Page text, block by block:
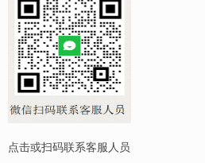
点击或扫码联系客服人员